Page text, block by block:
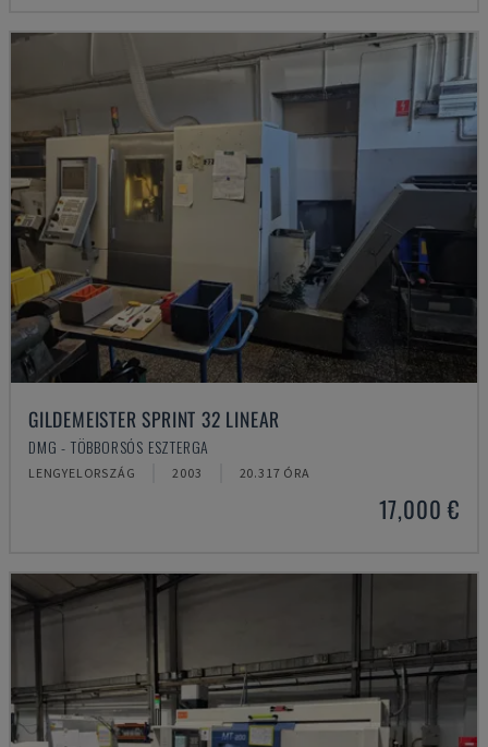
GILDEMEISTER SPRINT 32 LINEAR
DMG - TÖBBORSÓS ESZTERGA
LENGYELORSZÁG 2003 20.317 ÓRA
17,000 €